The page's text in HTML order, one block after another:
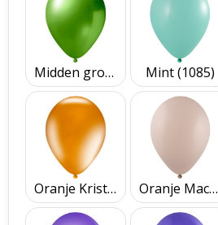
Midden groen Metallic (2461) Mint (1085)
Oranje Kristal (3320) Oranje Macaron (1220)